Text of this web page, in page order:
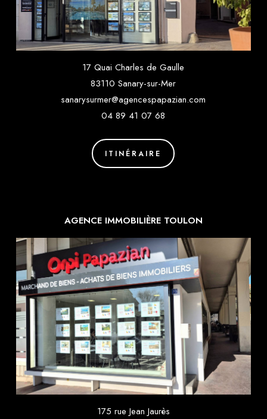
17 Quai Charles de Gaulle
83110 Sanary-sur-Mer
sanarysurmer@agencespapazian.com
04 89 41 07 68
ITINÉRAIRE
AGENCE IMMOBILIÈRE TOULON
175 rue Jean Jaurès